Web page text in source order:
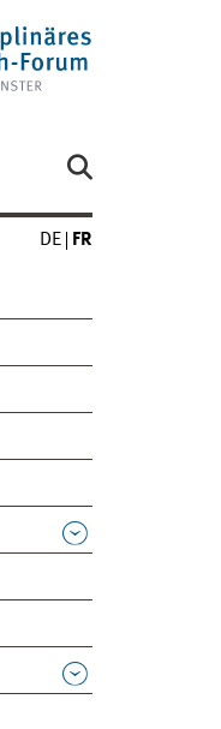
DE FR